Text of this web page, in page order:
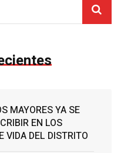
MAYORES YA SE
EN LOS
VIDA DEL DISTRITO